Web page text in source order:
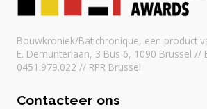
Bouwkroniek/Batichronique, een product
E. Demunterlaan, 3 Bus 6, 1090 Brussel //
0451.979.022 // RPR Brussel
Contacteer ons